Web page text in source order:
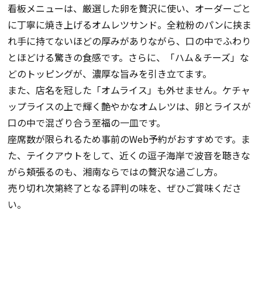
看板メニューは、厳選した卵を贅沢に使い、オーダーごと
に丁寧に焼き上げるオムレツサンド。全粒粉のパンに挟ま
れ手に持てないほどの厚みがありながら、口の中でふわり
とほどける驚きの食感です。さらに、「ハム＆チーズ」な
どのトッピングが、濃厚な旨みを引き立てます。
また、店名を冠した「オムライス」も外せません。ケチャ
ップライスの上で輝く艶やかなオムレツは、卵とライスが
口の中で混ざり合う至福の一皿です。
座席数が限られるため事前のWeb予約がおすすめです。ま
た、テイクアウトをして、近くの逗子海岸で波音を聴きな
がら頬張るのも、湘南ならではの贅沢な過ごし方。
売り切れ次第終了となる評判の味を、ぜひご賞味くださ
い。